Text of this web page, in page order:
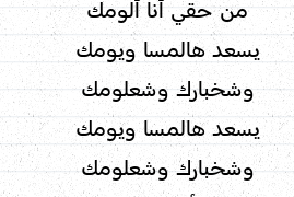
من حقي أنا ألومك
يسعد هالمسا ويومك
وشخبارك وشعلومك
يسعد هالمسا ويومك
وشخبارك وشعلومك